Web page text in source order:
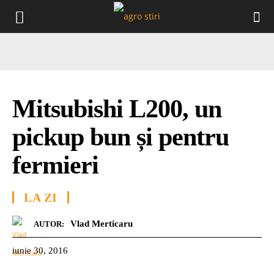
Mitsubishi L200, un
pickup bun și pentru
fermieri
LA ZI
AUTOR: Vlad Merticaru
iunie 30, 2016